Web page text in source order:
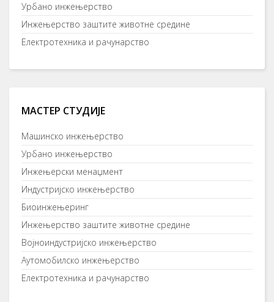
Урбано инжењерство
Инжењерство заштите животне средине
Електротехника и рачунарство
МАСТЕР СТУДИЈЕ
Машинско инжењерство
Урбано инжењерство
Инжењерски менаџмент
Индустријско инжењерство
Биоинжењеринг
Инжењерство заштите животне средине
Војноиндустријско инжењерство
Аутомобилско инжењерство
Електротехника и рачунарство